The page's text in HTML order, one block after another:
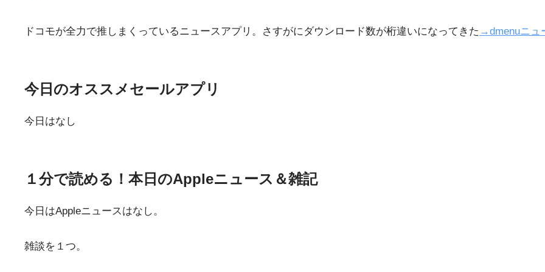
ドコモが全力で推しまくっているニュースアプリ。さすがにダウンロード数が桁違いになってきた →dmenuニュ
今日のオススメセールアプリ
今日はなし
１分で読める！本日のAppleニュース＆雑記
今日はAppleニュースはなし。
雑談を１つ。